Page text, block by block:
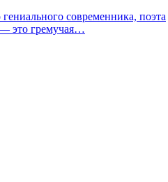
современника, поэта
это гремучая…